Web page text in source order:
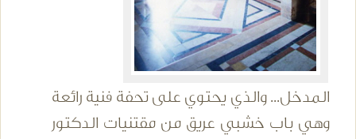
المدخل... والذي يحتوي على تحفة فنية رائعة
وهي باب خشبي عريق من مقتنيات الدكتور